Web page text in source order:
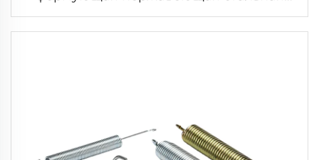
двойная пружина витков с зажимом